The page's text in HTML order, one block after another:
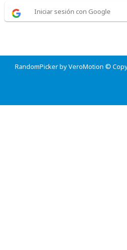
Iniciar sesión con Google
RandomPicker by VeroMotion ©